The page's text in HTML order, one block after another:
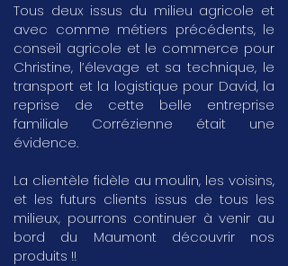
Tous deux issus du milieu agricole et
avec comme métiers précédents, le
conseil agricole et le commerce pour
Christine, l’élevage et sa technique, le
transport et la logistique pour David, la
reprise de cette belle entreprise
familiale Corrézienne était une
évidence.
La clientèle fidèle au moulin, les voisins,
et les futurs clients issus de tous les
milieux, pourrons continuer à venir au
bord du Maumont découvrir nos
produits !!